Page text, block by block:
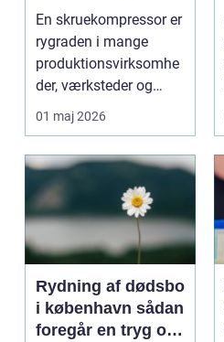
værksted
En skruekompressor er
rygraden i mange
produktionsvirksomhe
der, værksteder og
autohuse. Den leverer
01 maj 2026
Rydning af dødsbo
i københavn sådan
foregår en tryg og